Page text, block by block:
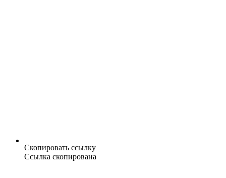
Скопировать ссылку
Ссылка скопирована